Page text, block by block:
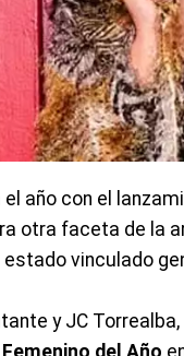
año con el
otra faceta de la
vinculado
y JC
del Año